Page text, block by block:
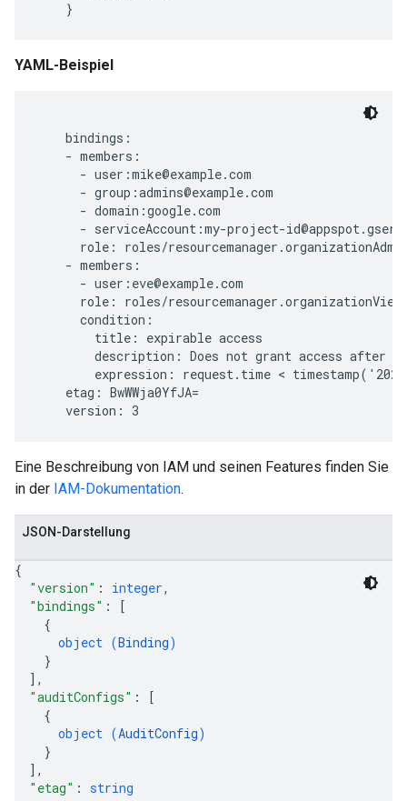
YAML-Beispiel
    bindings:
    - members:
      - user:mike@example.com
      - group:admins@example.com
      - domain:google.com
- serviceAccount:my-project-
role: roles/
    - members:
      - user:eve@example.com
role: roles/
      condition:
        title: expirable access
description: Does not grant access after
expression: request.time <
    etag: BwWWja0YfJA=
Eine Beschreibung von IAM und seinen Features finden Sie
in der IAM-Dokumentation.
JSON-Darstellung
{
"version" : integer,
"bindings" :
[
{
object (Binding)
}
] ,
"auditConfigs" :
[
{
object (AuditConfig)
}
] ,
"etag" : string